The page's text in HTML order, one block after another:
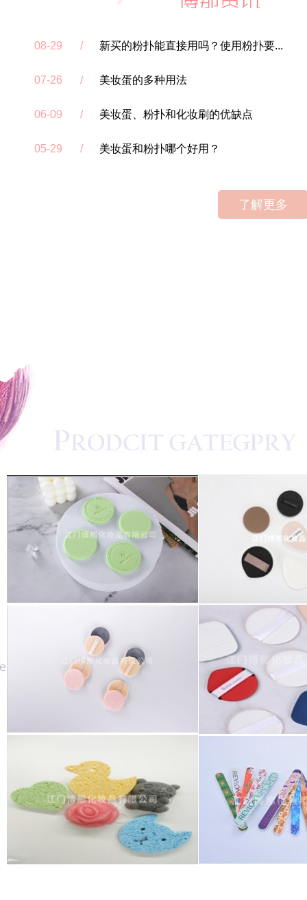
08-29 新买的粉扑能直接用吗？使用粉扑要...
07-26 美妆蛋的多种用法
06-09 美妆蛋、粉扑和化妆刷的优缺点
05-29 美妆蛋和粉扑哪个好用？
了解更多